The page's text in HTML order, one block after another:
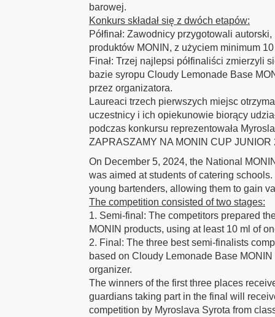
barowej.
Konkurs składał się z dwóch etapów:
Półfinał: Zawodnicy przygotowali
produktów MONIN, z użyciem minimum
Finał: Trzej najlepsi półfinaliści zmierzyli
bazie syropu Cloudy Lemonade Base
przez organizatora.
Laureaci trzech pierwszych miejsc
uczestnicy i ich opiekunowie biorący
podczas konkursu reprezentowała
ZAPRASZAMY NA MONIN CUP
On December 5, 2024, the National
was aimed at students of catering
young bartenders, allowing them to gain
The competition consisted of two stages:
1. Semi-final: The competitors prepared
MONIN products, using at least 10 ml of
2. Final: The three best semi-finalists
based on Cloudy Lemonade Base
organizer.
The winners of the first three places
guardians taking part in the final will
competition by Myroslava Syrota from